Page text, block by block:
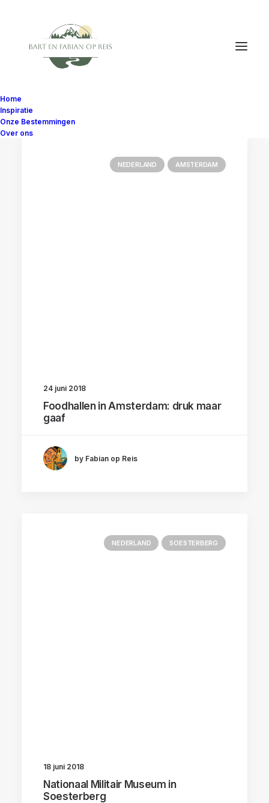
Home
Inspiratie
Onze Bestemmingen
Over ons
NEDERLAND AMSTERDAM
24 juni 2018
Foodhallen in Amsterdam: druk maar
gaaf
by Fabian op Reis
NEDERLAND SOESTERBERG
18 juni 2018
Nationaal Militair Museum in
Soesterberg